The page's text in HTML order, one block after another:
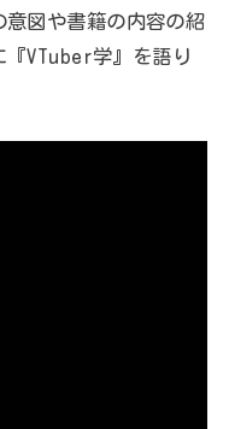
図や書籍の内容の紹
VTuber学』を語り